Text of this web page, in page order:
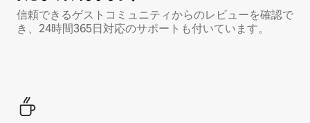
信頼できるゲストコミュニティからのレビューを確認で
き、24時間365日対応のサポートも付いています。